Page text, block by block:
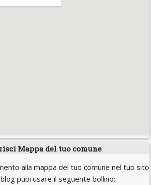
Mappa del tuo comune
alla mappa del tuo comune nel tuo sito
puoi usare il seguente bollino: